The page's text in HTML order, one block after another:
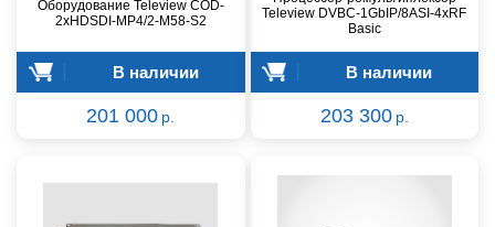
Оборудование Teleview COD-
2xHDSDI-MP4/2-M58-S2
В наличии
201 000 р.
Teleview DVBC-1GbIP/8ASI-4хRF
Basic
В наличии
203 300 р.